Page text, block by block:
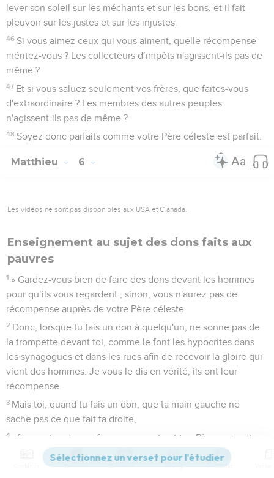
lever son soleil sur les méchants et sur les bons, et il fait
pleuvoir sur les justes et sur les injustes.
46 Si vous aimez ceux qui vous aiment, quelle récompense
méritez-vous ? Les collecteurs d’impôts n'agissent-ils pas de
même ?
47 Et si vous saluez seulement vos frères, que faites-vous
d'extraordinaire ? Les membres des autres peuples
n'agissent-ils pas de même ?
48 Soyez donc parfaits comme votre Père céleste est parfait.
Matthieu 6
Les vidéos ne sont pas disponibles aux USA et C anada.
Enseignement au sujet des dons faits aux
pauvres
1 » Gardez-vous bien de faire des dons devant les hommes
pour qu’ils vous regardent ; sinon, vous n'aurez pas de
récompense auprès de votre Père céleste.
2 Donc, lorsque tu fais un don à quelqu'un, ne sonne pas de
la trompette devant toi, comme le font les hypocrites dans
les synagogues et dans les rues afin de recevoir la gloire qui
vient des hommes. Je vous le dis en vérité, ils ont leur
récompense.
3 Mais toi, quand tu fais un don, que ta main gauche ne
sache pas ce que fait ta droite,
4
afin que ton don se fasse en secret ; et ton Père, qui voit
dans le secret, te le rendra [lui-même ouvertement].
Versions Commentaires Strong